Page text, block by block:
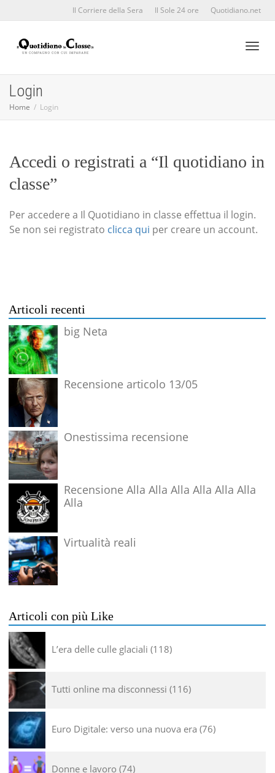
Il Corriere della Sera Il Sole 24 ore Quotidiano.net
Login
Home Login
Accedi o registrati a “Il quotidiano in
classe”
Per accedere a Il Quotidiano in classe effettua il login.
Se non sei registrato clicca qui per creare un account.
Articoli recenti
big Neta
Recensione articolo 13/05
Onestissima recensione
Recensione Alla Alla Alla Alla Alla Alla
Alla
Virtualità reali
Articoli con più Like
L’era delle culle glaciali 118
Tutti online ma disconnessi 116
Euro Digitale: verso una nuova era 76
Donne e lavoro 74